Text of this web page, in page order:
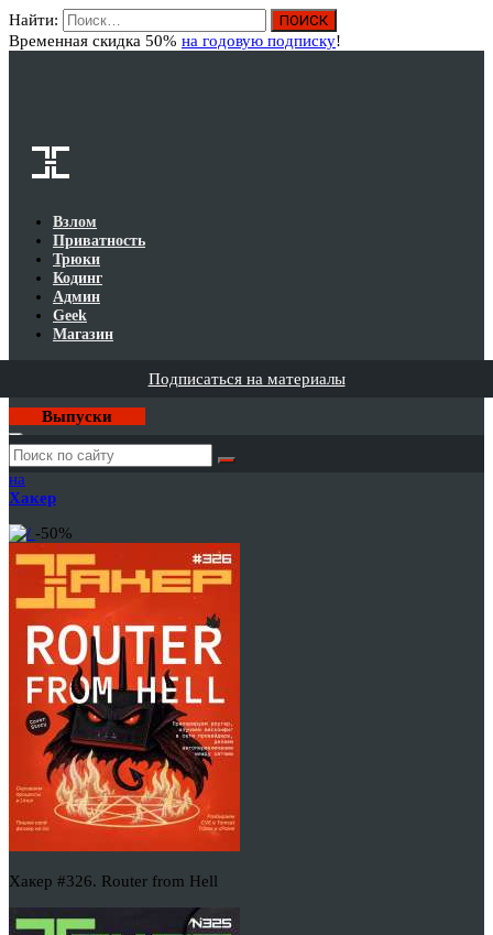
Найти:
Временная скидка 50% на годовую подписку!
Взлом
Приватность
Трюки
Кодинг
Админ
Geek
Магазин
Подписаться на материалы
Выпуски
Годовая
подписка
на
Хакер
-50%
Хакер #326. Router from Hell